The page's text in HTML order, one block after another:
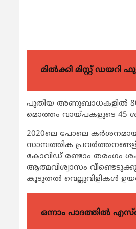
മിൽക്കി മിസ്റ്റ്
പുതിയ അണുബാധകളില്‍ 80
മൊത്തം വായ്പകളുടെ 45
2020ലെ പോലെ
സാമ്പത്തിക
കോവിഡ് രണ്ടാം തരംഗം
ആത്മവിശ്വാസം
കൂടുതല്‍ വെല്ലുവിളികള്‍
ഒന്നാം പാദത്തിൽ